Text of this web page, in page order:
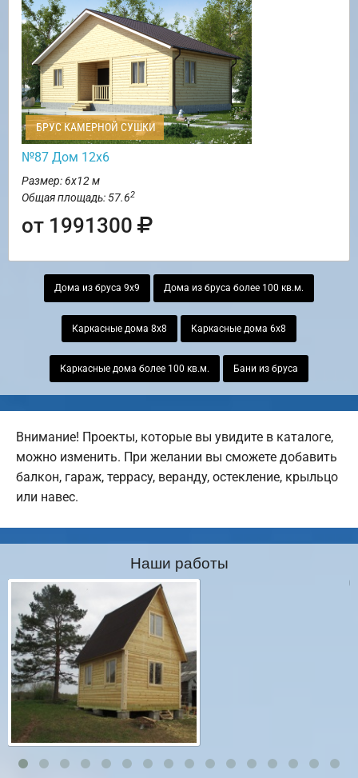
БРУС КАМЕРНОЙ СУШКИ
№87 Дом 12х6
Размер: 6х12 м
Общая площадь: 57.62
от 1991300
Дома из бруса 9х9 Дома из бруса более 100 кв.м.
Каркасные дома 8х8 Каркасные дома 6х8
Каркасные дома более 100 кв.м. Бани из бруса
Внимание! Проекты, которые вы увидите в каталоге,
можно изменить. При желании вы сможете добавить
балкон, гараж, террасу, веранду, остекление, крыльцо
или навес.
Наши работы